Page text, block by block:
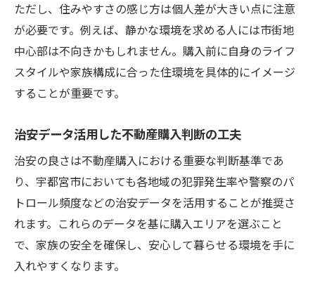
ただし、住みやすさの感じ方は個人差が大きい点に注意
が必要です。例えば、静かな環境を求める人には市街地
中心部は不向きかもしれません。購入前に自身のライフ
スタイルや家族構成に合った住環境を具体的にイメージ
することが重要です。
治安データ活用した不動産購入判断の工夫
治安の良さは不動産購入における重要な判断基準であ
り、宇都宮市においても各地域の犯罪発生率や警察のパ
トロール頻度などの治安データを活用することが推奨さ
れます。これらのデータを基に購入エリアを選ぶこと
で、家族の安全を確保し、安心して暮らせる環境を手に
入れやすくなります。